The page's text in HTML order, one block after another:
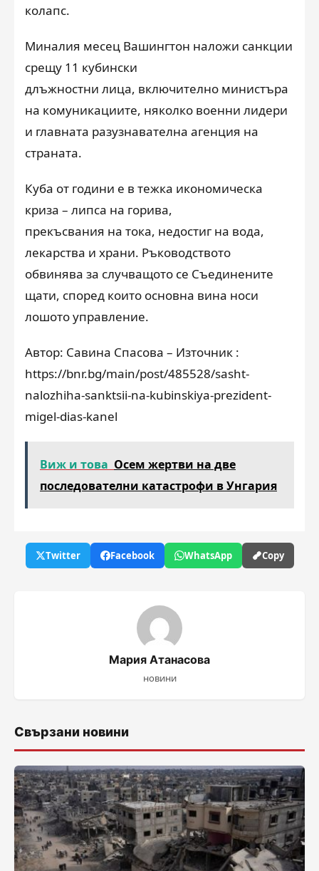
колапс.
Миналия месец Вашингтон наложи санкции
срещу 11 кубински
длъжностни лица, включително министъра
на комуникациите, няколко военни лидери
и главната разузнавателна агенция на
страната.
Куба от години е в тежка икономическа
криза – липса на горива,
прекъсвания на тока, недостиг на вода,
лекарства и храни. Ръководството
обвинява за случващото се Съединените
щати, според които основна вина носи
лошото управление.
Автор: Савина Спасова – Източник :
https://bnr.bg/main/post/485528/sasht-
nalozhiha-sanktsii-na-kubinskiya-prezident-
migel-dias-kanel
Виж и това Осем жертви на две
последователни катастрофи в Унгария
Twitter Facebook WhatsApp Copy
Мария Атанасова
новини
Свързани новини